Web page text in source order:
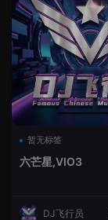
暂无标签
六芒星,VIO3
DJ飞行员